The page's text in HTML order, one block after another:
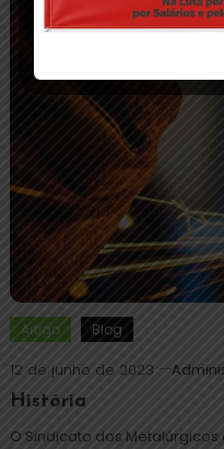
Artigo Blog
12 de junho de 2023
História
O Sindicato dos